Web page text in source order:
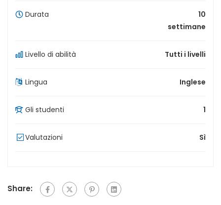
Durata
10
settimane
Livello di abilità Tutti i livelli
Lingua Inglese
Gli studenti 1
Valutazioni Sì
Share: